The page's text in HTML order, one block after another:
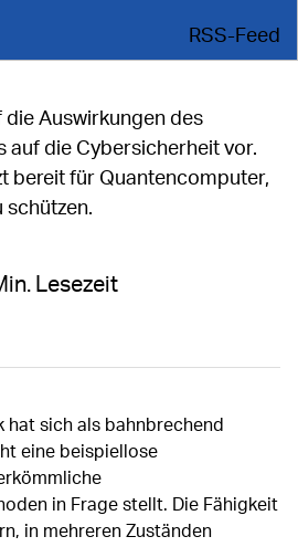
RSS-Feed
die Auswirkungen des
auf die Cybersicherheit vor.
bereit für Quantencomputer,
schützen.
Lesezeit
hat sich als bahnbrechend
eine beispiellose
in Frage stellt. Die Fähigkeit
in mehreren Zuständen